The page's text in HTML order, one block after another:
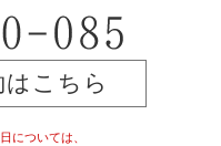
はこちら
については、